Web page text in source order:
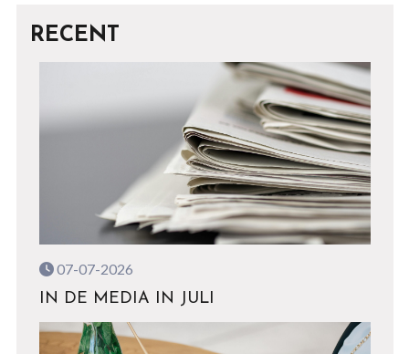
RECENT
07-07-2026
IN DE MEDIA IN JULI